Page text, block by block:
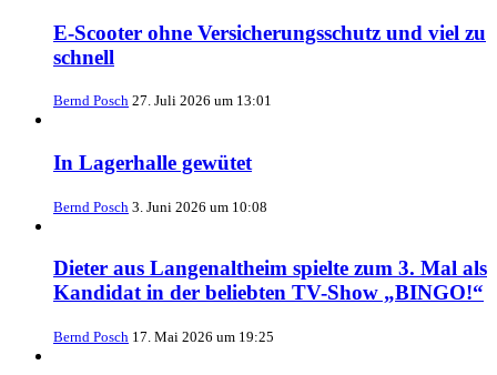
E-Scooter ohne Versicherungsschutz und viel zu
schnell
Bernd Posch 27. Juli 2026 um 13:01
In Lagerhalle gewütet
Bernd Posch 3. Juni 2026 um 10:08
Dieter aus Langenaltheim spielte zum 3. Mal als
Kandidat in der beliebten TV-Show „BINGO!“
Bernd Posch 17. Mai 2026 um 19:25